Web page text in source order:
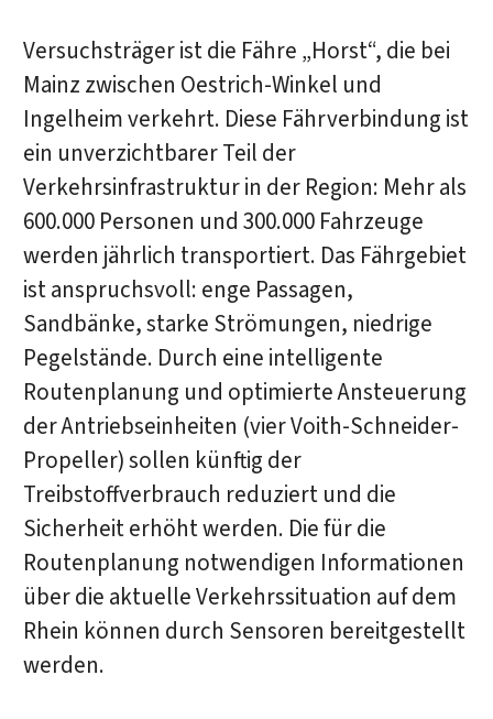
Versuchsträger ist die Fähre „Horst“, die bei
Mainz zwischen Oestrich-Winkel und
Ingelheim verkehrt. Diese Fährverbindung ist
ein unverzichtbarer Teil der
Verkehrsinfrastruktur in der Region: Mehr als
600.000 Personen und 300.000 Fahrzeuge
werden jährlich transportiert. Das Fährgebiet
ist anspruchsvoll: enge Passagen,
Sandbänke, starke Strömungen, niedrige
Pegelstände. Durch eine intelligente
Routenplanung und optimierte Ansteuerung
der Antriebseinheiten (vier Voith-Schneider-
Propeller) sollen künftig der
Treibstoffverbrauch reduziert und die
Sicherheit erhöht werden. Die für die
Routenplanung notwendigen Informationen
über die aktuelle Verkehrssituation auf dem
Rhein können durch Sensoren bereitgestellt
werden.